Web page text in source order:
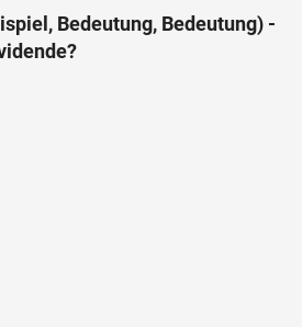
Bedeutung, Bedeutung) -